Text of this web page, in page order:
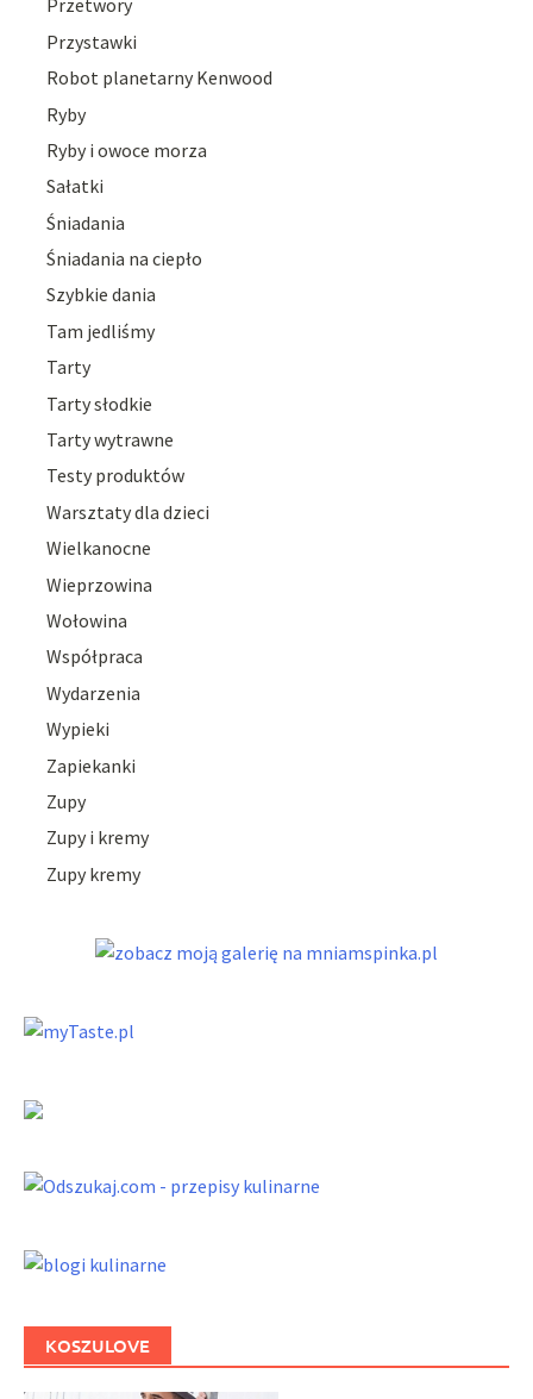
Przetwory
Przystawki
Robot planetarny Kenwood
Ryby
Ryby i owoce morza
Sałatki
Śniadania
Śniadania na ciepło
Szybkie dania
Tam jedliśmy
Tarty
Tarty słodkie
Tarty wytrawne
Testy produktów
Warsztaty dla dzieci
Wielkanocne
Wieprzowina
Wołowina
Współpraca
Wydarzenia
Wypieki
Zapiekanki
Zupy
Zupy i kremy
Zupy kremy
KOSZULOVE